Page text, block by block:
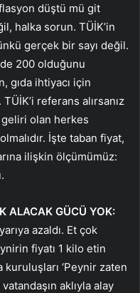
düştü mü git
halka sorun. TÜİK’in
gerçek bir sayı değil.
200 olduğunu
gıda ihtiyacı için
referans alırsanız
olan herkes
İşte taban fiyat,
ilişkin ölçümümüz:
ALACAK GÜCÜ YOK:
azaldı. Et çok
fiyatı 1 kilo etin
kuruluşları ‘Peynir zaten
aklıyla alay